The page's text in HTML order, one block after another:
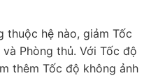
thuộc hệ nào, giảm Tốc
Phòng thủ. Với Tốc độ
thêm Tốc độ không ảnh